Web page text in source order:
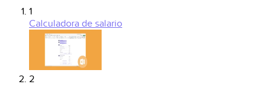
1
Calculadora de salario
2